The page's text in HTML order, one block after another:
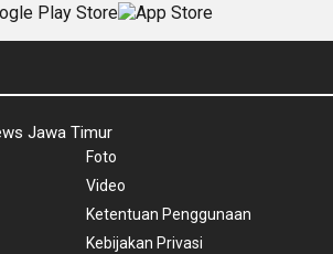
Jawa Timur
Foto
Video
Ketentuan Penggunaan
Kebijakan Privasi